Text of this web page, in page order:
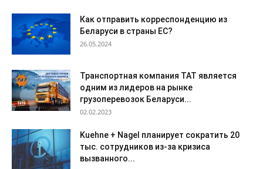
Как отправить корреспонденцию из
Беларуси в страны ЕС?
26.05.2024
Транспортная компания ТАТ является
одним из лидеров на рынке
грузоперевозок Беларуси...
02.02.2023
Kuehne + Nagel планирует сократить 20
тыс. сотрудников из-за кризиса
вызванного...